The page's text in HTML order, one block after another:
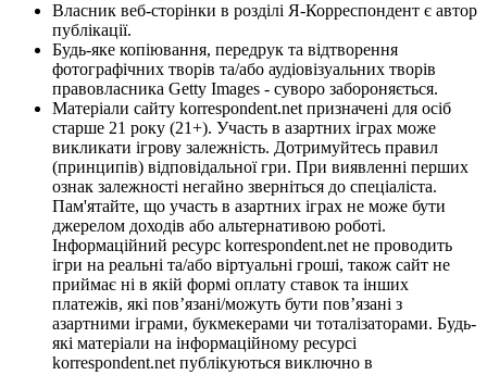
Власник веб-сторінки в розділі Я-Корреспондент є автор
публікації.
Будь-яке копіювання, передрук та відтворення
фотографічних творів та/або аудіовізуальних творів
правовласника Getty Images - суворо забороняється.
Матеріали сайту korrespondent.net призначені для осіб
старше 21 року (21+). Участь в азартних іграх може
викликати ігрову залежність. Дотримуйтесь правил
(принципів) відповідальної гри. При виявленні перших
ознак залежності негайно зверніться до спеціаліста.
Пам'ятайте, що участь в азартних іграх не може бути
джерелом доходів або альтернативою роботі.
Інформаційний ресурс korrespondent.net не проводить
ігри на реальні та/або віртуальні гроші, також сайт не
приймає ні в якій формі оплату ставок та інших
платежів, які пов’язані/можуть бути пов’язані з
азартними іграми, букмекерами чи тоталізаторами. Будь-
які матеріали на інформаційному ресурсі
korrespondent.net публікуються виключно в